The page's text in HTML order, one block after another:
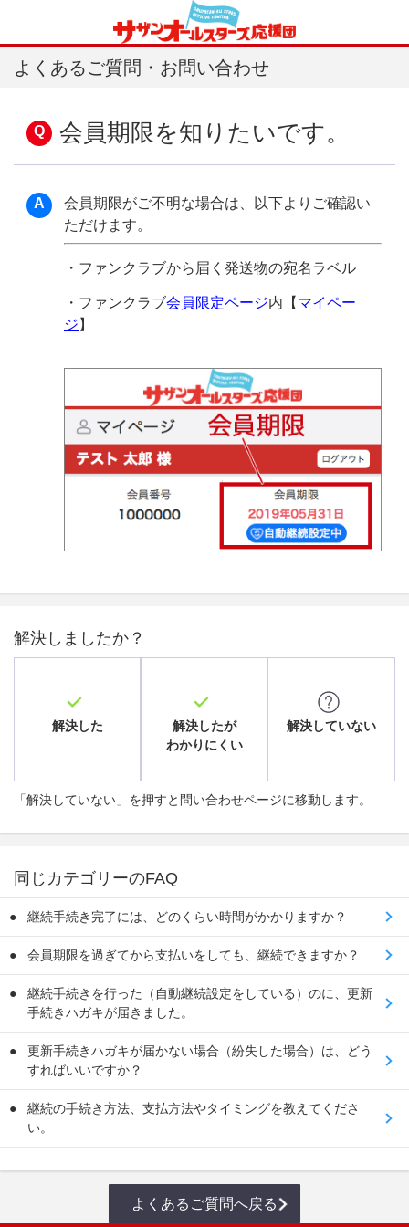
よくあるご質問・お問い合わせ
会員期限を知りたいです。
会員期限がご不明な場合は、以下よりご確認い
ただけます。
・ファンクラブから届く発送物の宛名ラベル
・ファンクラブ会員限定ページ内【 マイペー
ジ 】
解決しましたか？
解決した
解決したが
わかりにくい
解決していない
「解決していない」を押すと問い合わせページに移動します。
同じカテゴリーのFAQ
継続手続き完了には、どのくらい時間がかかりますか？
会員期限を過ぎてから支払いをしても、継続できますか？
継続手続きを行った（自動継続設定をしている）のに、更新
手続きハガキが届きました。
更新手続きハガキが届かない場合（紛失した場合）は、どう
すればいいですか？
継続の手続き方法、支払方法やタイミングを教えてくださ
い。
よくあるご質問へ戻る